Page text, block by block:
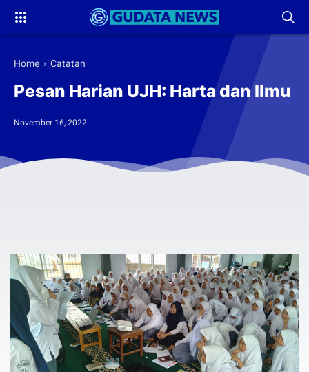
Home › Catatan
Pesan Harian UJH: Harta dan Ilmu
November 16, 2022